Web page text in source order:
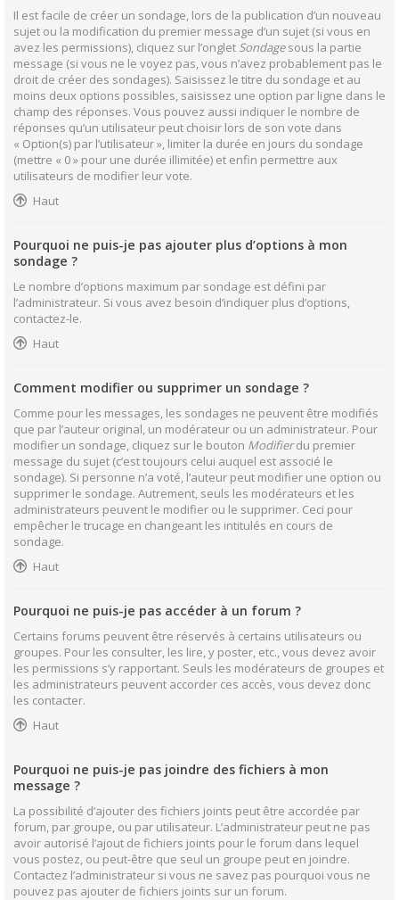
Il est facile de créer un sondage, lors de la publication d’un nouveau
sujet ou la modification du premier message d’un sujet (si vous en
avez les permissions), cliquez sur l’onglet Sondagesous la partie
message (si vous ne le voyez pas, vous n’avez probablement pas le
droit de créer des sondages). Saisissez le titre du sondage et au
moins deux options possibles, saisissez une option par ligne dans le
champ des réponses. Vous pouvez aussi indiquer le nombre de
réponses qu’un utilisateur peut choisir lors de son vote dans
« Option(s) par l’utilisateur », limiter la durée en jours du sondage
(mettre « 0 » pour une durée illimitée) et enfin permettre aux
utilisateurs de modifier leur vote.
Haut
Pourquoi ne puis-je pas ajouter plus d’options à mon
sondage ?
Le nombre d’options maximum par sondage est défini par
l’administrateur. Si vous avez besoin d’indiquer plus d’options,
contactez-le.
Haut
Comment modifier ou supprimer un sondage ?
Comme pour les messages, les sondages ne peuvent être modifiés
que par l’auteur original, un modérateur ou un administrateur. Pour
modifier un sondage, cliquez sur le bouton Modifierdu premier
message du sujet (c’est toujours celui auquel est associé le
sondage). Si personne n’a voté, l’auteur peut modifier une option ou
supprimer le sondage. Autrement, seuls les modérateurs et les
administrateurs peuvent le modifier ou le supprimer. Ceci pour
empêcher le trucage en changeant les intitulés en cours de
sondage.
Haut
Pourquoi ne puis-je pas accéder à un forum ?
Certains forums peuvent être réservés à certains utilisateurs ou
groupes. Pour les consulter, les lire, y poster, etc., vous devez avoir
les permissions s’y rapportant. Seuls les modérateurs de groupes et
les administrateurs peuvent accorder ces accès, vous devez donc
les contacter.
Haut
Pourquoi ne puis-je pas joindre des fichiers à mon
message ?
La possibilité d’ajouter des fichiers joints peut être accordée par
forum, par groupe, ou par utilisateur. L’administrateur peut ne pas
avoir autorisé l’ajout de fichiers joints pour le forum dans lequel
vous postez, ou peut-être que seul un groupe peut en joindre.
Contactez l’administrateur si vous ne savez pas pourquoi vous ne
pouvez pas ajouter de fichiers joints sur un forum.